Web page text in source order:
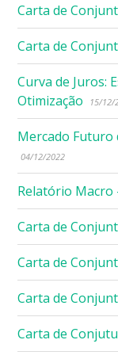
Carta de
Carta de
Curva de Juros:
Otimização
15/12/
Mercado Futuro
04/12/2022
Relatório
Carta de
Carta de
Carta de
Carta de